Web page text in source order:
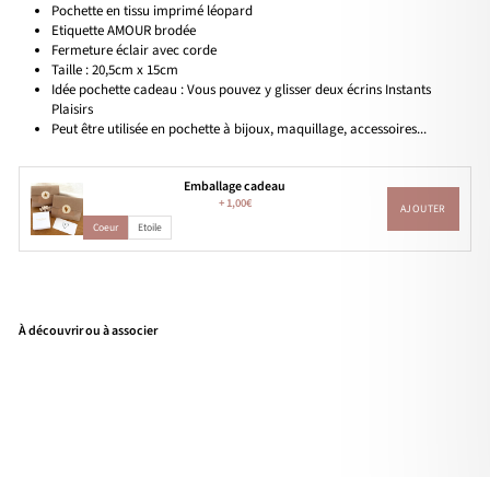
Pochette en tissu imprimé léopard
Etiquette AMOUR brodée
Fermeture éclair avec corde
Taille : 20,5cm x 15cm
Idée pochette cadeau : Vous pouvez y glisser deux écrins Instants
Plaisirs
Peut être utilisée en pochette à bijoux, maquillage, accessoires...
Emballage cadeau
+1,00€
Coeur Etoile
AJOUTER
À découvrir ou à associer